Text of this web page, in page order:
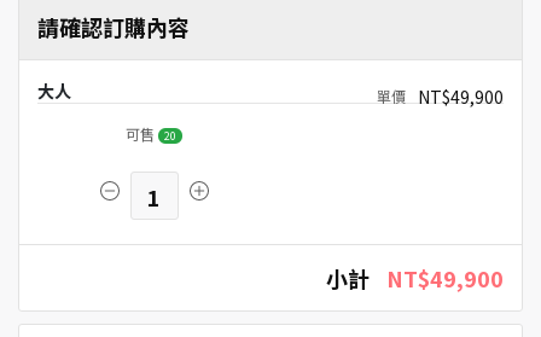
請確認訂購內容
大人 NT$49,900
可售 20
1
小計 NT$49,900